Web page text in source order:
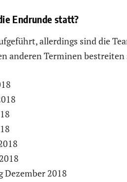
Endrunde statt?
allerdings sind die
anderen Terminen bestreiten
Dezember 2018